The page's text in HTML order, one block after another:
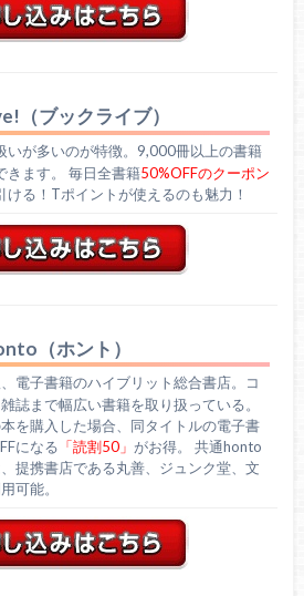
（ブックライブ）
いが多いのが特徴。9,000冊以上の書籍
きます。 毎日全書籍50%OFFのクーポン
ける！Tポイントが使えるのも魅力！
（ホント）
電子書籍のハイブリット総合書店。コ
誌まで幅広い書籍を取り扱っている。
を購入した場合、同タイトルの電子書
になる 「読割50」 がお得。 共通honto
提携書店である丸善、ジュンク堂、文
可能。